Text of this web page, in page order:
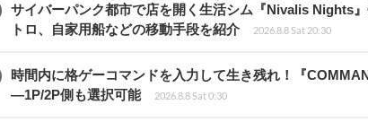
サイバーパンク都市で店を開く生活シム『Nivalis Nights
トロ、自家用船などの移動手段を紹介
2026.8.8 Sat 20:30
時間内に格ゲーコマンドを入力して生き残れ！『
―1P/2P側も選択可能
2026.8.8 Sat 0:30